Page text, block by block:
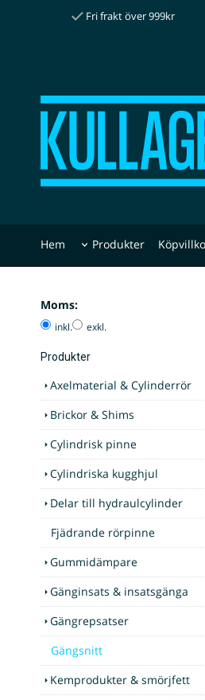
Fri frakt över 999kr
Hem Produkter
Moms:
inkl. exkl.
Produkter
Axelmaterial & Cylinderrör
Brickor & Shims
Cylindrisk pinne
Cylindriska kugghjul
Delar till hydraulcylinder
Fjädrande rörpinne
Gummidämpare
Gänginsats & insatsgänga
Gängrepsatser
Gängsnitt
Kemprodukter & smörjfett